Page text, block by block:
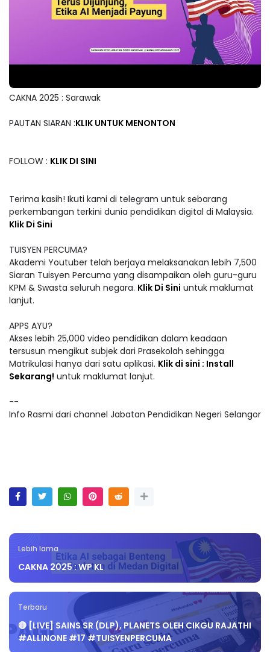
CAKNA 2025 : Sarawak
PAUTAN SIARAN :KLIK UNTUK MENONTON
FOLLOW : KLIK DI SINI
Terima kasih! Ikuti kami di telegram untuk sebarang
perkembangan terkini dunia pendidikan digital di Malaysia.
Klik Di Sini
TUISYEN PERCUMA?
Akademi Youtuber telah berjaya melaksanakan lebih 7,500
Siaran Tuisyen Percuma yang disampaikan oleh guru-guru
KPM & Swasta seluruh negara. Klik Di Sini untuk maklumat
lanjut.
APPS AYU?
Akses lebih 25,000 video pendidikan dalam keadaan
tersusun mengikut subjek dari Prasekolah sehingga
Matrikulasi hanya dari satu aplikasi. Klik di sini : Install
Sekarang! untuk maklumat lanjut.
--
Info Rasmi dari channel Jabatan Pendidikan Negeri Selangor
Lebih lama
CAKNA 2025 : WP KL
Terbaru
🔴 [LIVE] SAINS SR (DLP), PLANETS OLEH CIKGU RAJATHI
#ALLINONE #17 #TUISYENPERCUMA